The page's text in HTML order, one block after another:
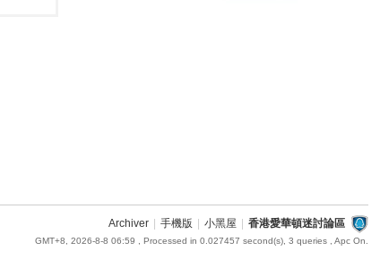
Archiver 手機版 小黑屋 香港愛華頓迷討論區
GMT+8, 2026-8-8 06:59 , Processed in 0.027457 second(s), 3 queries , Apc On.